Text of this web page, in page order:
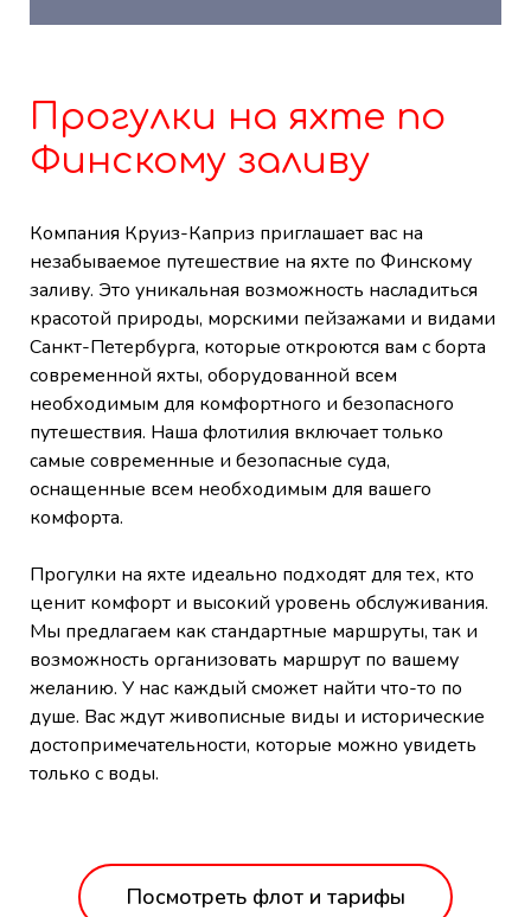
Прогулки на яхте по
Финскому заливу
Компания Круиз-Каприз приглашает вас на
незабываемое путешествие на яхте по Финскому
заливу. Это уникальная возможность насладиться
красотой природы, морскими пейзажами и видами
Санкт-Петербурга, которые откроются вам с борта
современной яхты, оборудованной всем
необходимым для комфортного и безопасного
путешествия. Наша флотилия включает только
самые современные и безопасные суда,
оснащенные всем необходимым для вашего
комфорта.
Прогулки на яхте идеально подходят для тех, кто
ценит комфорт и высокий уровень обслуживания.
Мы предлагаем как стандартные маршруты, так и
возможность организовать маршрут по вашему
желанию. У нас каждый сможет найти что-то по
душе. Вас ждут живописные виды и исторические
достопримечательности, которые можно увидеть
только с воды.
Посмотреть флот и тарифы